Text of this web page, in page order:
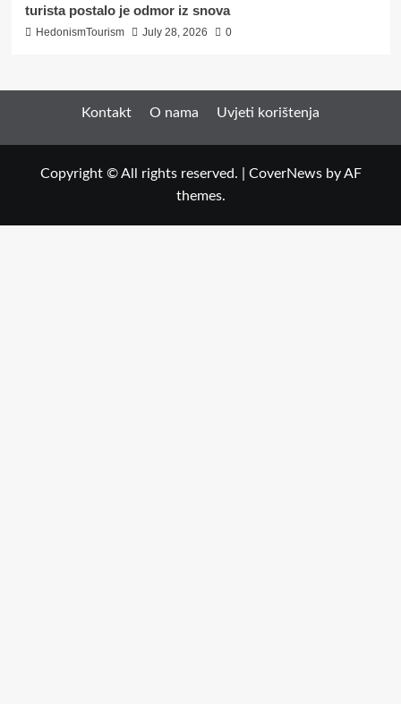
turista postalo je odmor iz snova
HedonismTourism July 28, 2026 0
Kontakt O nama Uvjeti korištenja
Copyright © All rights reserved. CoverNewsby AF
themes.